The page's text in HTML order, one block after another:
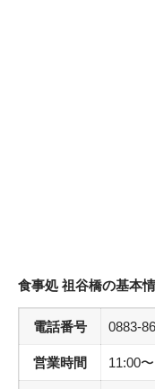
食事処 祖谷橋の基本
電話番号 0883-
営業時間 11:00